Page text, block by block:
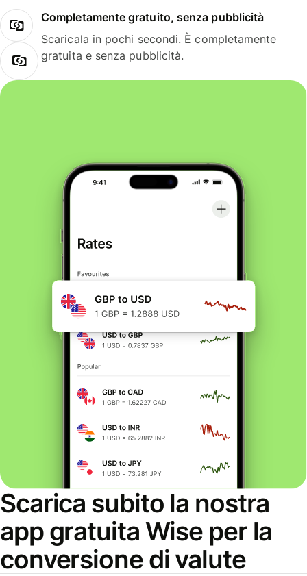
Completamente gratuito, senza pubblicità
Scaricala in pochi secondi. È completamente
gratuita e senza pubblicità.
Scarica subito la nostra
app gratuita Wise per la
conversione di valute